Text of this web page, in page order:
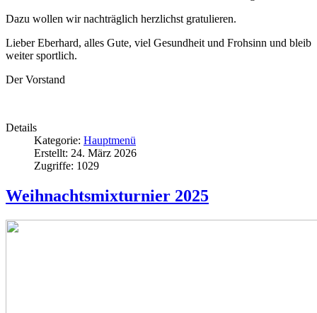
Dazu wollen wir nachträglich herzlichst gratulieren.
Lieber Eberhard, alles Gute, viel Gesundheit und Frohsinn und bleib
weiter sportlich.
Der Vorstand
Details
Kategorie: Hauptmenü
Erstellt: 24. März 2026
Zugriffe: 1029
Weihnachtsmixturnier 2025